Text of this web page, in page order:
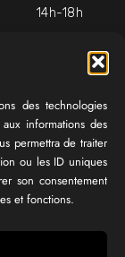
des technologies
informations des
permettra de traiter
ou les ID uniques
son consentement
et fonctions.
14h-18h